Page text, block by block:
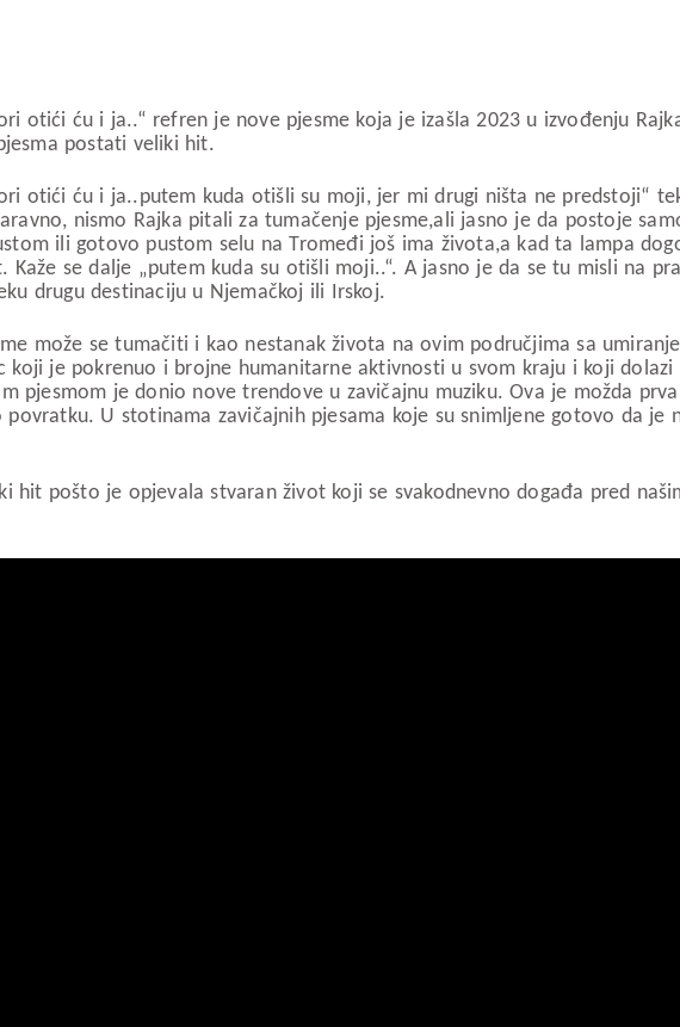
otići ću i ja..“ refren je nove pjesme koja je izašla 2023 u izvođenju
postati veliki hit.
otići ću i ja..putem kuda otišli su moji, jer mi drugi ništa ne predstoji“
nismo Rajka pitali za tumačenje pjesme,ali jasno je da postoje
ili gotovo pustom selu na Tromeđi još ima života,a kad ta lampa
se dalje „putem kuda su otišli moji..“. A jasno je da se tu misli na
drugu destinaciju u Njemačkoj ili Irskoj.
može se tumačiti i kao nestanak života na ovim područjima sa
je pokrenuo i brojne humanitarne aktivnosti u svom kraju i koji dolazi
pjesmom je donio nove trendove u zavičajnu muziku. Ova je možda
U stotinama zavičajnih pjesama koje su snimljene gotovo da je
hit pošto je opjevala stvaran život koji se svakodnevno događa pred